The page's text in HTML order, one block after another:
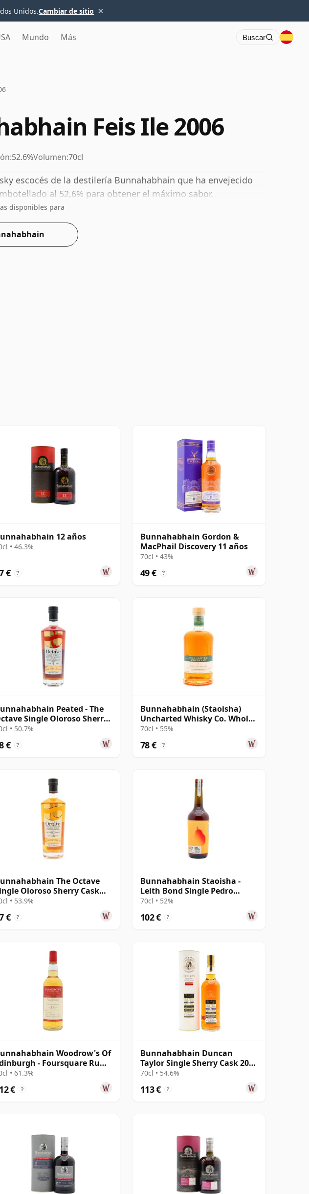
Unidos.Cambiar de sitio ×
Mundo Más Buscar
Feis Ile 2006
52.6%Volumen:70cl
escocés de la destilería Bunnahabhain que ha envejecido
al 52,6% para obtener el máximo sabor.
disponibles para
12 años
• 46.3%
€ ?
Bunnahabhain Gordon &
MacPhail Discovery 11 años
70cl • 43%
49 € ?
Peated - The
Single Oloroso Sherry
#38 2014 9 años
• 50.7%
€ ?
Bunnahabhain (Staoisha)
Uncharted Whisky Co. Whole
Lotta Rose R 2019 7 años
70cl • 55%
78 € ?
The Octave
Oloroso Sherry Cask
2008 15 años
• 53.9%
€ ?
Bunnahabhain Staoisha -
Leith Bond Single Pedro
Ximenez Sherry 12 años
70cl • 52%
102 € ?
Woodrow's Of
- Foursquare Rum
Finis 2013 13 años
• 61.3%
€ ?
Bunnahabhain Duncan
Taylor Single Sherry Cask 2008
15 años
70cl • 54.6%
113 € ?